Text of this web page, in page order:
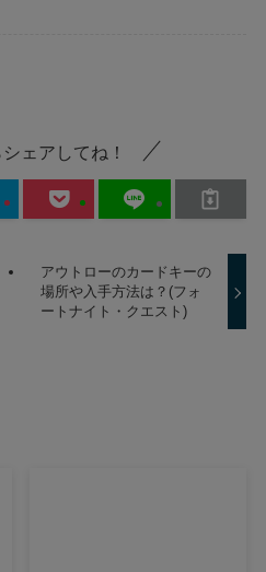
ェアしてね！
アウトローのカードキーの
場所や入手方法は？(フォ
ートナイト・クエスト)